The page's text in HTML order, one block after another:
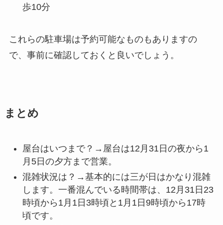
歩10分
これらの駐車場は予約可能なものもありますの
で、事前に確認しておくと良いでしょう。
まとめ
屋台はいつまで？→屋台は12月31日の夜から1
月5日の夕方まで営業。
混雑状況は？→基本的には三が日はかなり混雑
します。一番混んでいる時間帯は、12月31日23
時頃から1月1日3時頃と1月1日9時頃から17時
頃です。